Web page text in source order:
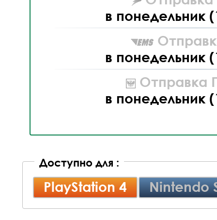
в понедельник
в понедельник
Отправка
в понедельник
Доступно для :
PlayStation 4 Nintendo